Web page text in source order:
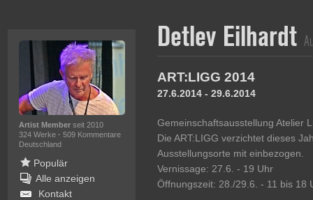
Artist Memberseit 2010
324 Werke · 509 Kommentare
Deutschland
Populär
Alle anzeigen
Kontakt
Detlev Eilhardt
ART:LIGG 2014
27.6.2014 - 29.6.2014
Gemeinschaftsausstellung Atelier
Die ART:LIGG verzichtet dieses
Ausstellungsorte mit einbezogen.
Vernissage: 27.6. - 19 Uhr
Öffnungszeit: 28./29.6. - 11 bis 18